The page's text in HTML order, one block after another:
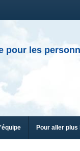
pour les
Pour aller plus